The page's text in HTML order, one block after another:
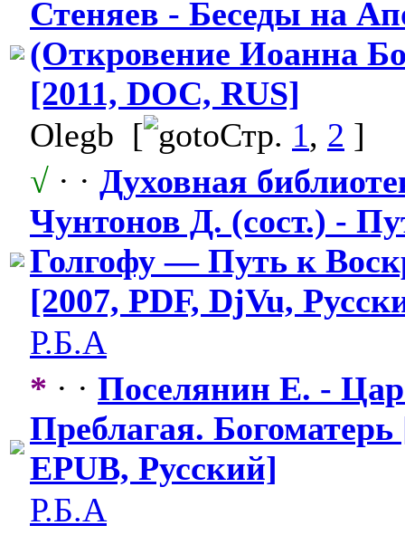
Стеняев - Беседы на
(Откровение Иоанна
[2011, DOC, RUS]
Olegb [ Стр. 1, 2 ]
√ · · Духовная
Чунтонов Д. (сост.) -
Голгофу — Путь к
[2007, PDF, DjVu,
Р.Б.А
* · · Поселянин Е. -
Преблагая. Богоматерь
EPUB, Русский]
Р.Б.А